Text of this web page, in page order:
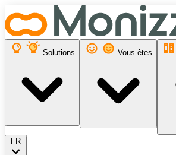
Solutions Vous êtes